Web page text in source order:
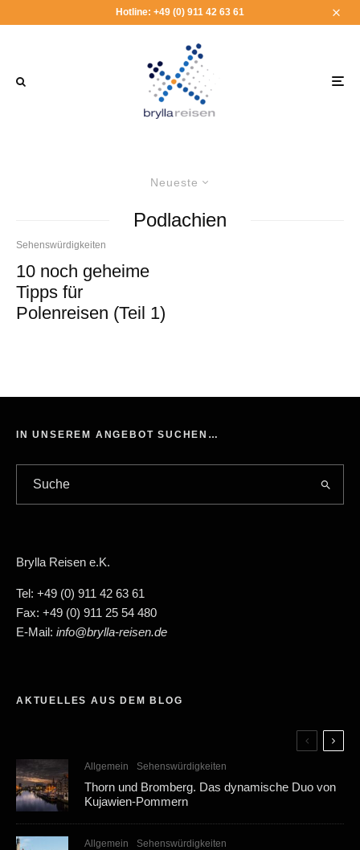
Hotline: +49 (0) 911 42 63 61
Neueste
Podlachien
Sehenswürdigkeiten
10 noch geheime
Tipps für
Polenreisen (Teil 1)
IN UNSEREM ANGEBOT SUCHEN…
Brylla Reisen e.K.
Tel: +49 (0) 911 42 63 61
Fax: +49 (0) 911 25 54 480
E-Mail: info@brylla-reisen.de
AKTUELLES AUS DEM BLOG
Allgemein Sehenswürdigkeiten
Thorn und Bromberg. Das dynamische Duo von
Kujawien-Pommern
Allgemein Sehenswürdigkeiten